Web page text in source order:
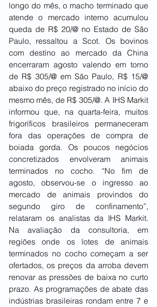
longo do mês, o macho terminado que
atende o mercado interno acumulou
queda de R$ 20/@ no Estado de São
Paulo, ressaltou a Scot. Os bovinos
com destino ao mercado da China
encerraram agosto valendo em torno
de R$ 305/@ em São Paulo, R$ 15/@
abaixo do preço registrado no início do
mesmo mês, de R$ 305/@. A IHS Markit
informou que, na quarta-feira, muitos
frigoríficos brasileiros permaneceram
fora das operações de compra de
boiada gorda. Os poucos negócios
concretizados envolveram animais
terminados no cocho. “No fim de
agosto, observou-se o ingresso ao
mercado de animais provindos do
segundo giro de confinamento”,
relataram os analistas da IHS Markit.
Na avaliação da consultoria, em
regiões onde os lotes de animais
terminados no cocho começam a ser
ofertados, os preços da arroba devem
renovar as pressões de baixa no curto
prazo. As programações de abate das
indústrias brasileiras rondam entre 7 e